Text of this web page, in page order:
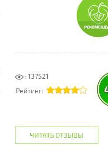
: 137521
Рейтинг:
ЧИТАТЬ ОТЗЫВЫ